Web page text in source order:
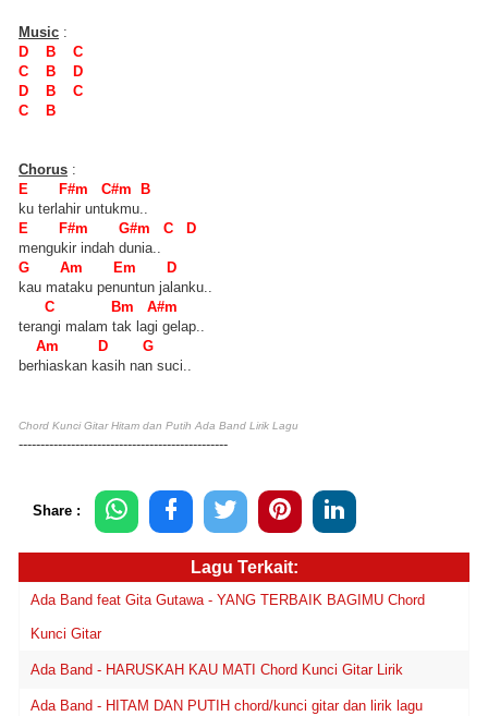
Music :
D B C
C B D
D B C
C B
Chorus :
E F#m C#m B
ku terlahir untukmu..
E F#m G#m C D
mengukir indah dunia..
G Am Em D
kau mataku penuntun jalanku..
C Bm A#m
terangi malam tak lagi gelap..
Am D G
berhiaskan kasih nan suci..
Chord Kunci Gitar Hitam dan Putih Ada Band Lirik Lagu
------------------------------------------------
Share :
Lagu Terkait:
Ada Band feat Gita Gutawa - YANG TERBAIK BAGIMU Chord
Kunci Gitar
Ada Band - HARUSKAH KAU MATI Chord Kunci Gitar Lirik
Ada Band - HITAM DAN PUTIH chord/kunci gitar dan lirik lagu